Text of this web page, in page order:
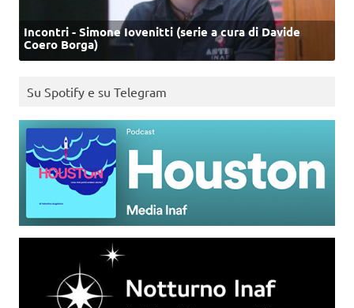
Incontri - Simone Iovenitti (serie a cura di Davide
Coero Borga)
Su Spotify e su Telegram